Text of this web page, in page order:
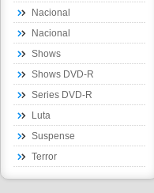
Nacional
Nacional
Shows
Shows DVD-R
Series DVD-R
Luta
Suspense
Terror